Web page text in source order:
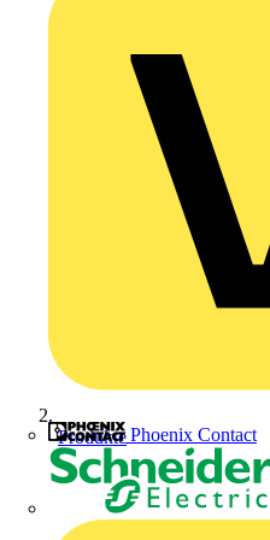
Phoenix Contact
Produkte